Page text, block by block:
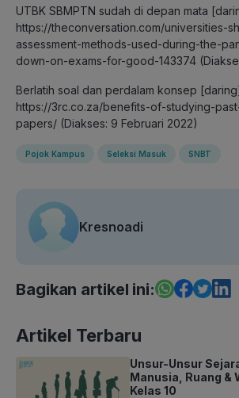
UTBK SBMPTN sudah di depan mata
https://theconversation.com/universities-
assessment-methods-used-during-the-
down-on-exams-for-good-143374
Berlatih soal dan perdalam konsep
https://3rc.co.za/benefits-of-studying-
papers/ (Diakses: 9 Februari 2022)
Pojok Kampus Seleksi Masuk SNBT
Kresnoadi
Bagikan artikel ini:
Artikel Terbaru
Unsur-Unsur
Manusia, Ruang &
Kelas 10